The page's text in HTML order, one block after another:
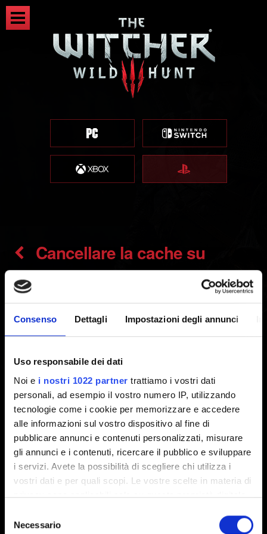
Consenso Dettagli Impostazioni degli annunci
Uso responsabile dei dati
Noi e i nostri 1022 partner trattiamo i vostri dati
personali, ad esempio il vostro numero IP, utilizzando
tecnologie come i cookie per memorizzare e accedere
alle informazioni sul vostro dispositivo al fine di
pubblicare annunci e contenuti personalizzati, misurare
gli annunci e i contenuti, ricercare il pubblico e sviluppare
i servizi. Avete la possibilità di scegliere chi utilizza i
vostri dati e per quali scopi. Le vostre scelte in materia di
privacy sono applicabili solo su questa proprietà digitale
modificare o revocare il proprio consenso in qualsiasi
delNecessario
Cancellare la cache su
PlayStation
Creato 5 anni fa Aggiornato 3 anni fa
risolvere eventuali problemi con le prestazioni, con
blocchi di gioco e schermate nere. Così facendo, non
cancellerai i tuoi salvataggi o dati di gioco.
1. Spegni la tua console. Non attivare la Modalità riposo.
2. Attendi che le spie della PlayStation si spengano
completamente e scollega il cavo di alimentazione.
3. Attendi almeno 2 minuti.
4. Ricollega il cavo di alimentazione alla PlayStation e
accendi la console.